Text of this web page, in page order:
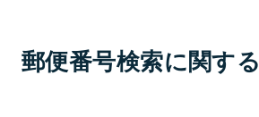
郵便番号検索に関す